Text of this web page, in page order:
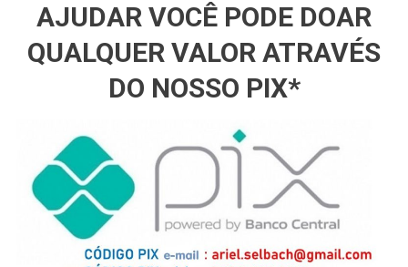
AJUDAR VOCÊ PODE DOAR
QUALQUER VALOR ATRAVÉS
DO NOSSO PIX*